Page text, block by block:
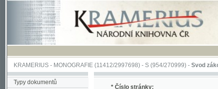
KRAMERIUS-MONOGRAFIE(11412/2997698) -S (954/270999)-Svod zákonův
Typy dokumentů
Abeceda
* Číslo stránky:
XVI